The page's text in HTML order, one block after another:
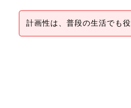
計画性は、普段の生活でも役